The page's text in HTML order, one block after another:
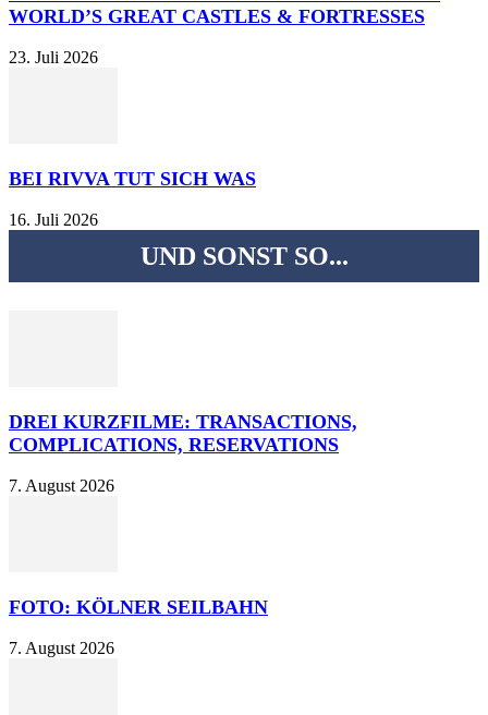
WORLD’S GREAT CASTLES & FORTRESSES
23. Juli 2026
BEI RIVVA TUT SICH WAS
16. Juli 2026
UND SONST SO...
DREI KURZFILME: TRANSACTIONS,
COMPLICATIONS, RESERVATIONS
7. August 2026
FOTO: KÖLNER SEILBAHN
7. August 2026